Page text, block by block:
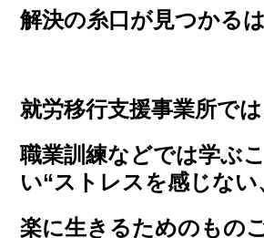
解決の糸口が見つかるは
就労移行支援事業所では
職業訓練などでは学ぶ
い“ストレスを感じない
楽に生きるためのもの